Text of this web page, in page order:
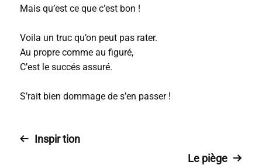
Mais qu’est ce que c’est bon !
Voila un truc qu’on peut pas rater.
Au propre comme au figuré,
C’est le succés assuré.
S’rait bien dommage de s’en passer !
Inspir tion
Le piège